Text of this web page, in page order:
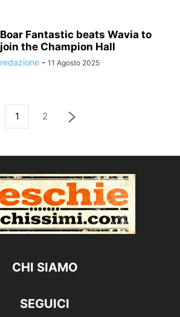
Boar Fantastic beats Wavia to
join the Champion Hall
redazione - 11 Agosto 2025
1 2
CHI SIAMO
SEGUICI